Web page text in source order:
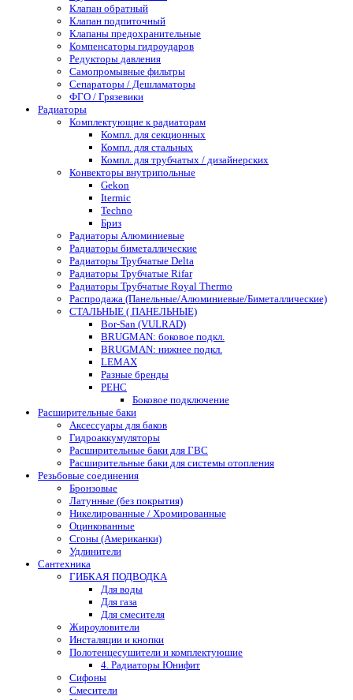
Клапан обратный
Клапан подпиточный
Клапаны предохранительные
Компенсаторы гидроударов
Редукторы давления
Самопромывные фильтры
Сепараторы / Дешламаторы
ФГО / Грязевики
Радиаторы
Комплектующие к радиаторам
Компл. для секционных
Компл. для стальных
Компл. для трубчатых / дизайнерских
Конвекторы внутрипольные
Gekon
Itermic
Techno
Бриз
Радиаторы Алюминиевые
Радиаторы биметаллические
Радиаторы Трубчатые Delta
Радиаторы Трубчатые Rifar
Радиаторы Трубчатые Royal Thermo
Распродажа (Панельные/Алюминиевые/Биметаллические)
СТАЛЬНЫЕ ( ПАНЕЛЬНЫЕ)
Bor-San (VULRAD)
BRUGMAN: боковое подкл.
BRUGMAN: нижнее подкл.
LEMAX
Разные бренды
РЕНС
Боковое подключение
Расширительные баки
Аксессуары для баков
Гидроаккумуляторы
Расширительные баки для ГВС
Расширительные баки для системы отопления
Резьбовые соединения
Бронзовые
Латунные (без покрытия)
Никелированные / Хромированные
Оцинкованные
Сгоны (Американки)
Удлинители
Сантехника
ГИБКАЯ ПОДВОДКА
Для воды
Для газа
Для смесителя
Жироуловители
Инсталяции и кнопки
Полотенцесушители и комплектующие
4. Радиаторы Юнифит
Сифоны
Смесители